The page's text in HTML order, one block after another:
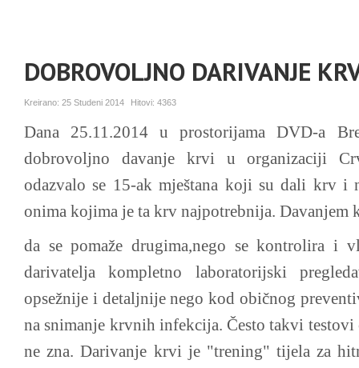
DOBROVOLJNO DARIVANJE
Kreirano: 25 Studeni 2014 Hitovi: 4363
Dana 25.11.2014 u prostorijama DVD-a
dobrovoljno davanje krvi u organizaciji
odazvalo se 15-ak mještana koji su dali krv i
onima kojima je ta krv najpotrebnija. Davanjem
da se pomaže drugima,nego se kontrolira i
darivatelja kompletno laboratorijski
opsežnije i detaljnije nego kod običnog
na snimanje krvnih infekcija. Često takvi
ne zna. Darivanje krvi je "trening" tijela za